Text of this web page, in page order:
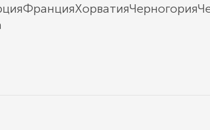
ФранцияХорватияЧерногория